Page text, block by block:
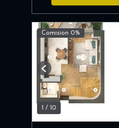
Comision 0%
1 / 10
Previous